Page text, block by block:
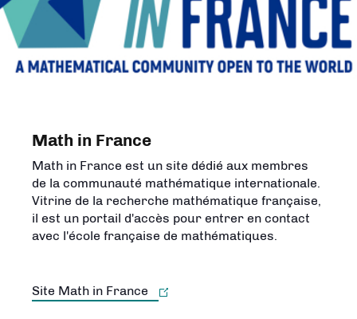
Math in France
Math in France est un site dédié aux membres
de la communauté mathématique internationale.
Vitrine de la recherche mathématique française,
il est un portail d'accès pour entrer en contact
avec l'école française de mathématiques.
Site Math in France
L'Univers des mathématiques
Créée en 2023 par l'Insmi, cette carte met en
image les domaines de la recherche en
mathématiques et montre que les
mathématiques répondent à des questions
concrètes de notre vie courante.
Découvrir la carte